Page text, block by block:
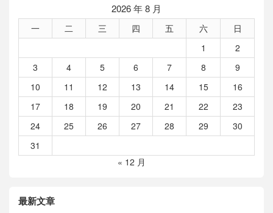
2026 年 8 月
一 二 三 四 五 六
日
1
2
3
4 5 6 7 8
9
10
11 12 13 14 15
16
17
18 19 20 21 22
23
24
25 26 27 28 29
30
31
« 12 月
最新文章